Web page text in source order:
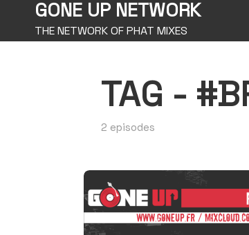
GONE UP NETWORK
THE NETWORK OF PHAT MIXES
TAG -
2 episodes